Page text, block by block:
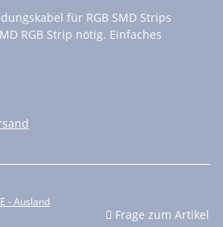
für RGB SMD Strips
RGB Strip nötig. Einfaches
- Ausland
Frage zum Artikel